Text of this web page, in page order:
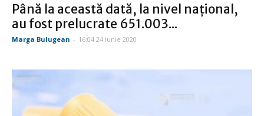
Până la această dată, la nivel național,
au fost prelucrate 651.003...
Marga Bulugean - 16:04 24 iunie 2020